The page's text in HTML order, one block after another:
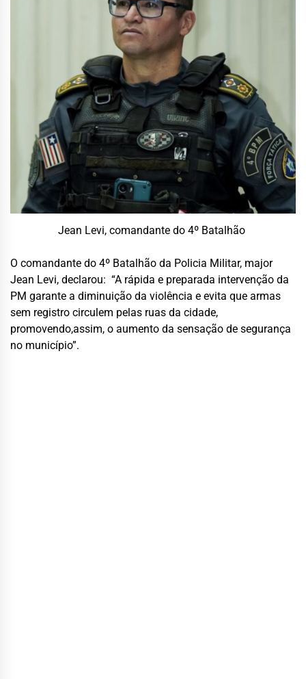
Jean Levi, comandante do 4º Batalhão
O comandante do 4º Batalhão da Policia Militar, major
Jean Levi, declarou: “A rápida e preparada intervenção da
PM garante a diminuição da violência e evita que armas
sem registro circulem pelas ruas da cidade,
promovendo,assim, o aumento da sensação de segurança
no município”.